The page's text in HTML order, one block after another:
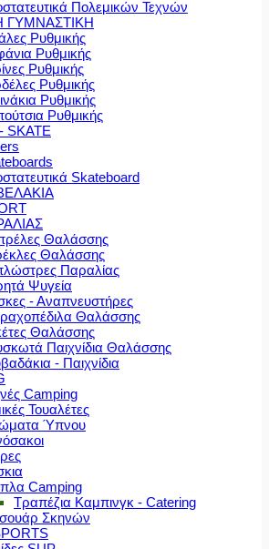
Πολεμικών Τεχνών
ΓΥΜΝΑΣΤΙΚΗ
Ρυθμικής
Ρυθμικής
Ρυθμικής
Ρυθμικής
Ρυθμικής
Ρυθμικής
SKATE
Skateboard
Θαλάσσης
Θαλάσσης
Παραλίας
Ψυγεία
- Αναπνευστήρες
Θαλάσσης
Θαλάσσης
Παιχνίδια Θαλάσσης
- Παιχνίδια
Camping
Τουαλέτες
Ύπνου
Camping
Τραπέζια Καμπινγκ - Catering
Σκηνών